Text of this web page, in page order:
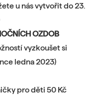
u nás vytvořit do 23.
OZDOB
vyzkoušet si
ledna 2023)
pro děti 50 Kč